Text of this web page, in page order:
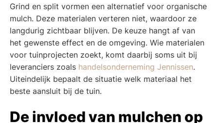
Grind en split vormen een alternatief voor organische
mulch. Deze materialen verteren niet, waardoor ze
langdurig zichtbaar blijven. De keuze hangt af van
het gewenste effect en de omgeving. Wie materialen
voor tuinprojecten zoekt, komt daarbij soms uit bij
leveranciers zoals handelsonderneming Jennissen.
Uiteindelijk bepaalt de situatie welk materiaal het
beste aansluit bij de tuin.
De invloed van mulchen op